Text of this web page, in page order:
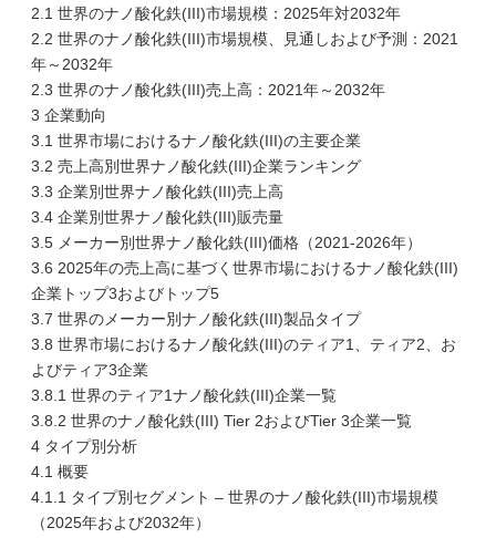
2.1 世界のナノ酸化鉄(III)市場規模：2025年対2032年
2.2 世界のナノ酸化鉄(III)市場規模、見通しおよび予測：2021
年～2032年
2.3 世界のナノ酸化鉄(III)売上高：2021年～2032年
3 企業動向
3.1 世界市場におけるナノ酸化鉄(III)の主要企業
3.2 売上高別世界ナノ酸化鉄(III)企業ランキング
3.3 企業別世界ナノ酸化鉄(III)売上高
3.4 企業別世界ナノ酸化鉄(III)販売量
3.5 メーカー別世界ナノ酸化鉄(III)価格（2021-2026年）
3.6 2025年の売上高に基づく世界市場におけるナノ酸化鉄(III)
企業トップ3およびトップ5
3.7 世界のメーカー別ナノ酸化鉄(III)製品タイプ
3.8 世界市場におけるナノ酸化鉄(III)のティア1、ティア2、お
よびティア3企業
3.8.1 世界のティア1ナノ酸化鉄(III)企業一覧
3.8.2 世界のナノ酸化鉄(III) Tier 2およびTier 3企業一覧
4 タイプ別分析
4.1 概要
4.1.1 タイプ別セグメント – 世界のナノ酸化鉄(III)市場規模
（2025年および2032年）